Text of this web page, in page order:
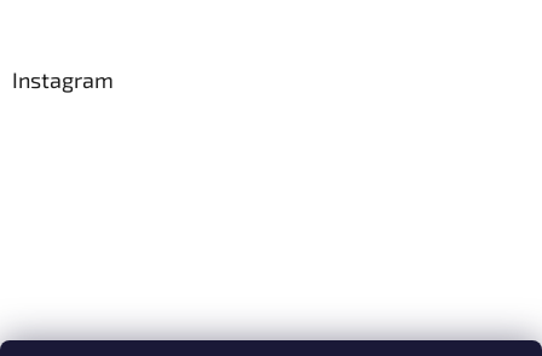
Instagram